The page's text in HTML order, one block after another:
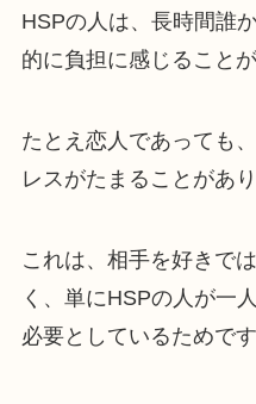
HSPの人は、長時間誰
的に負担に感じることが
たとえ恋人であっても
レスがたまることがあり
これは、相手を好きで
く、単にHSPの人が一
必要としているためです